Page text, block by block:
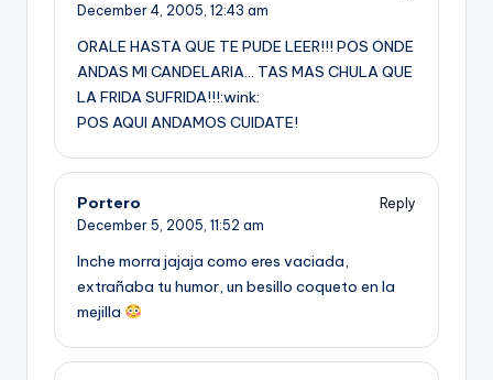
December 4, 2005, 12:43 am
ORALE HASTA QUE TE PUDE LEER!!! POS ONDE
ANDAS MI CANDELARIA… TAS MAS CHULA QUE
LA FRIDA SUFRIDA!!!:wink:
POS AQUI ANDAMOS CUIDATE!
Portero
Reply
December 5, 2005, 11:52 am
Inche morra jajaja como eres vaciada,
extrañaba tu humor, un besillo coqueto en la
mejilla